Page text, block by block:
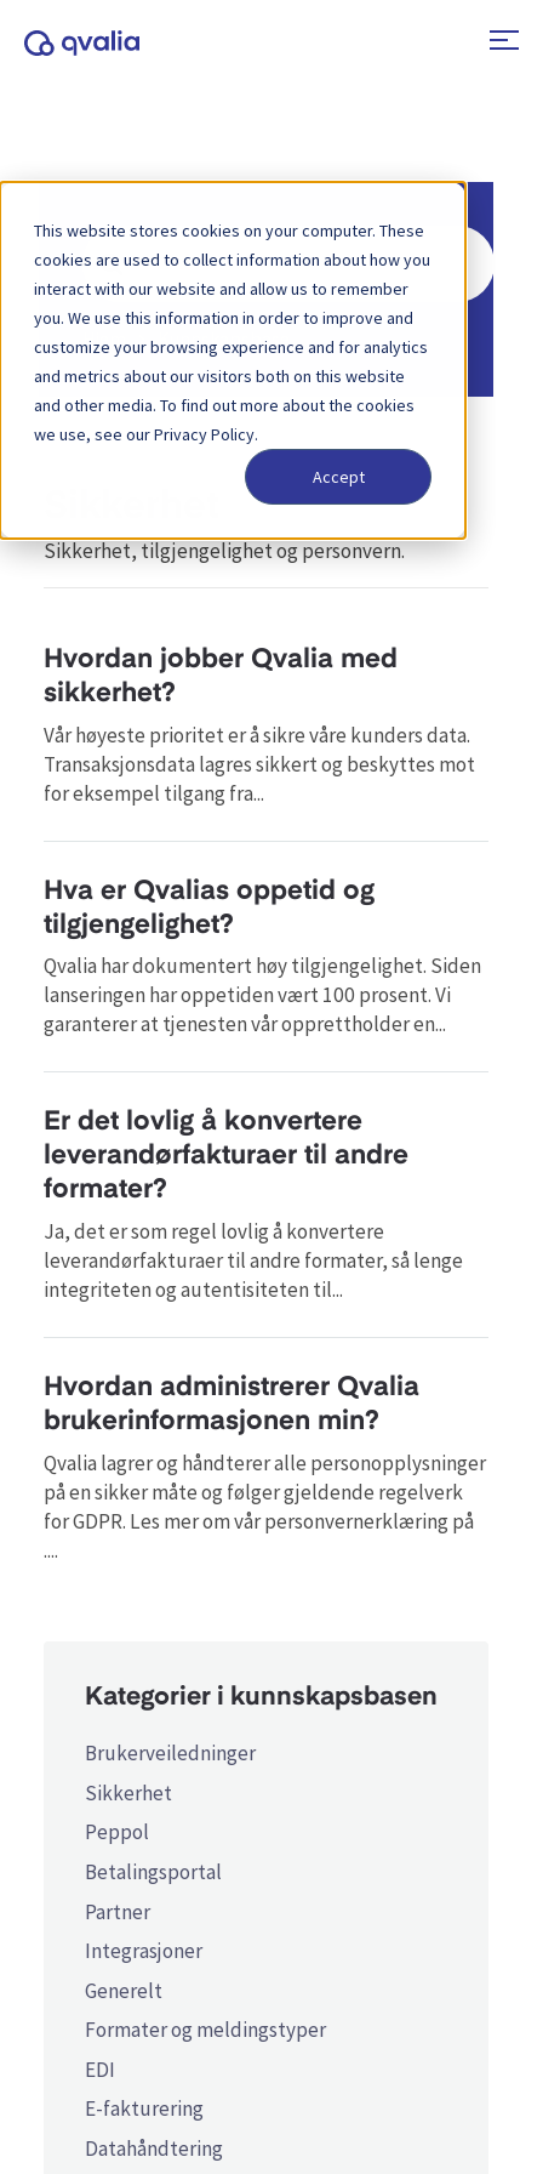
This website stores cookies on your computer. These
cookies are used to collect information about how you
interact with our website and allow us to remember
you. We use this information in order to improve and
customize your browsing experience and for analytics
and metrics about our visitors both on this website
and other media. To find out more about the cookies
we use, see our Privacy Policy.
Accept
Søk
etter
Hjem Kunnskapsbase
Sikkerhet, tilgjengelighet og personvern.
Hvordan jobber Qvalia med
sikkerhet?
Vår høyeste prioritet er å sikre våre kunders data.
Transaksjonsdata lagres sikkert og beskyttes mot
for eksempel tilgang fra...
Hva er Qvalias oppetid og
tilgjengelighet?
Qvalia har dokumentert høy tilgjengelighet. Siden
lanseringen har oppetiden vært 100 prosent. Vi
garanterer at tjenesten vår opprettholder en...
Er det lovlig å konvertere
leverandørfakturaer til andre
formater?
Ja, det er som regel lovlig å konvertere
leverandørfakturaer til andre formater, så lenge
integriteten og autentisiteten til...
Hvordan administrerer Qvalia
brukerinformasjonen min?
Qvalia lagrer og håndterer alle personopplysninger
på en sikker måte og følger gjeldende regelverk
for GDPR. Les mer om vår personvernerklæring på
....
Kategorier i kunnskapsbasen
Brukerveiledninger
Sikkerhet
Peppol
Betalingsportal
Partner
Integrasjoner
Generelt
Formater og meldingstyper
EDI
E-fakturering
Datahåndtering